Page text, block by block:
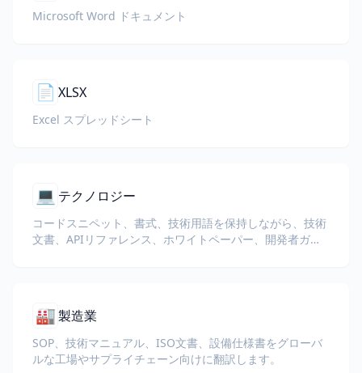
Microsoft Word ドキュメント
📄 XLSX
Excel スプレッドシート
💻 テクノロジー
コードスニペット、書式、技術用語を保持しながら、技術
文書、APIリファレンス、ホワイトペーパー、開発者ガイ
🏭製造業
SOP、技術マニュアル、ISO文書、設備仕様書をグローバ
ルな工場やサプライチェーン向けに翻訳します。